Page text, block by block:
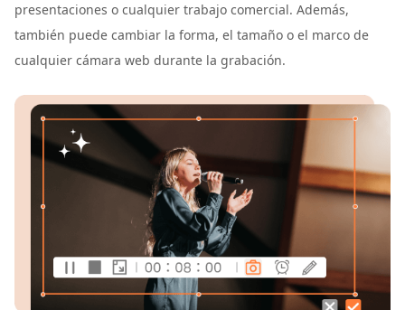
presentaciones o cualquier trabajo comercial. Además,
también puede cambiar la forma, el tamaño o el marco de
cualquier cámara web durante la grabación.